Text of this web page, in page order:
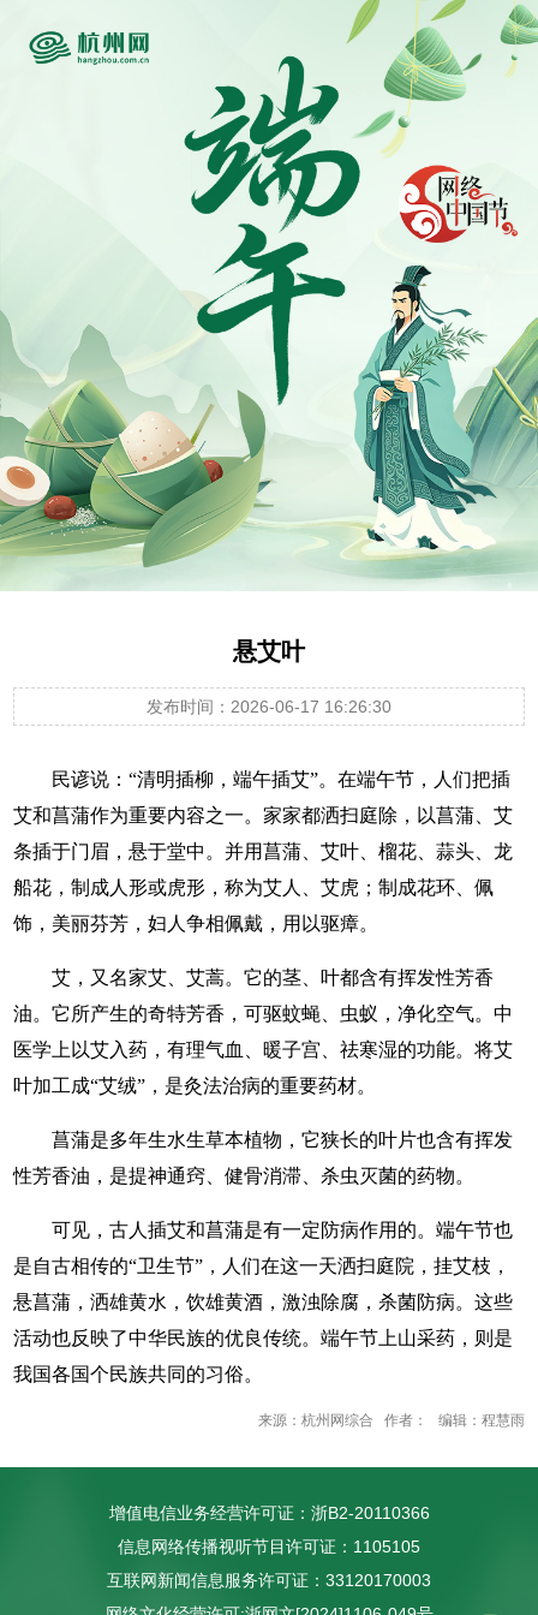
悬艾叶
发布时间：2026-06-17 16:26:30
民谚说：“清明插柳，端午插艾”。在端午节，人们把插
艾和菖蒲作为重要内容之一。家家都洒扫庭除，以菖蒲、艾
条插于门眉，悬于堂中。并用菖蒲、艾叶、榴花、蒜头、龙
船花，制成人形或虎形，称为艾人、艾虎；制成花环、佩
饰，美丽芬芳，妇人争相佩戴，用以驱瘴。
艾，又名家艾、艾蒿。它的茎、叶都含有挥发性芳香
油。它所产生的奇特芳香，可驱蚊蝇、虫蚁，净化空气。中
医学上以艾入药，有理气血、暖子宫、祛寒湿的功能。将艾
叶加工成“艾绒”，是灸法治病的重要药材。
菖蒲是多年生水生草本植物，它狭长的叶片也含有挥发
性芳香油，是提神通窍、健骨消滞、杀虫灭菌的药物。
可见，古人插艾和菖蒲是有一定防病作用的。端午节也
是自古相传的“卫生节”，人们在这一天洒扫庭院，挂艾枝，
悬菖蒲，洒雄黄水，饮雄黄酒，激浊除腐，杀菌防病。这些
活动也反映了中华民族的优良传统。端午节上山采药，则是
我国各国个民族共同的习俗。
来源：杭州网综合 作者： 编辑：程慧雨
增值电信业务经营许可证：浙B2-20110366
信息网络传播视听节目许可证：1105105
互联网新闻信息服务许可证：33120170003